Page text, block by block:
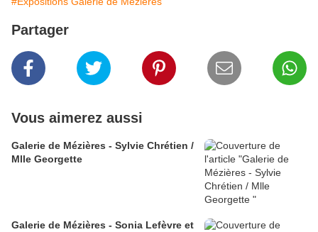
Partager
Vous aimerez aussi
Galerie de Mézières - Sylvie Chrétien /
Mlle Georgette
Galerie de Mézières - Sonia Lefèvre et